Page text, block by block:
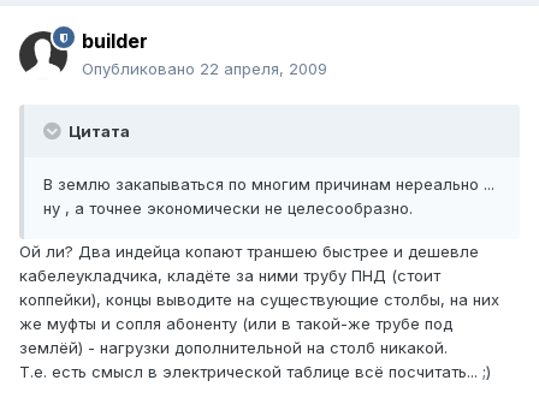
builder
Опубликовано 22 апреля, 2009
Цитата
В землю закапываться по многим причинам нереально ...
ну , а точнее экономически не целесообразно.
Ой ли? Два индейца копают траншею быстрее и дешевле
кабелеукладчика, кладёте за ними трубу ПНД (стоит
коппейки), концы выводите на существующие столбы, на них
же муфты и сопля абоненту (или в такой-же трубе под
землёй) - нагрузки дополнительной на столб никакой.
Т.е. есть смысл в электрической таблице всё посчитать... ;)